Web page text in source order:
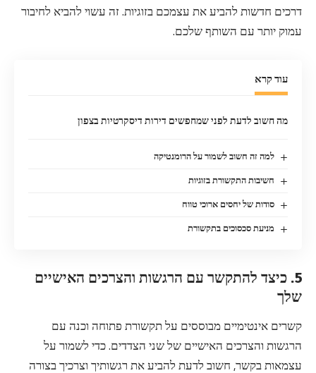
דרכים חדשות להביע את עצמכם בזוגיות. זה עשוי להביא לחיבור
עמוק יותר עם השותף שלכם.
עוד קרא
מה חשוב לדעת לפני שמחפשים דירות דיסקרטיות בצפון
למה זה חשוב לשמור על הרומנטיקה
חשיבות התקשורת בזוגיות
סודות של יחסים ארוכי טווח
מניעת סכסוכים בתקשורת
5. כיצד להתקשר עם הרגשות והצרכים האישיים
שלך
קשרים אינטימיים מבוססים על תקשורת פתוחה וכנה עם
הרגשות והצרכים האישיים של שני הצדדים. כדי לשמור על
עצמאות בקשר, חשוב לדעת להביע את רגשותיך וצרכיך בצורה